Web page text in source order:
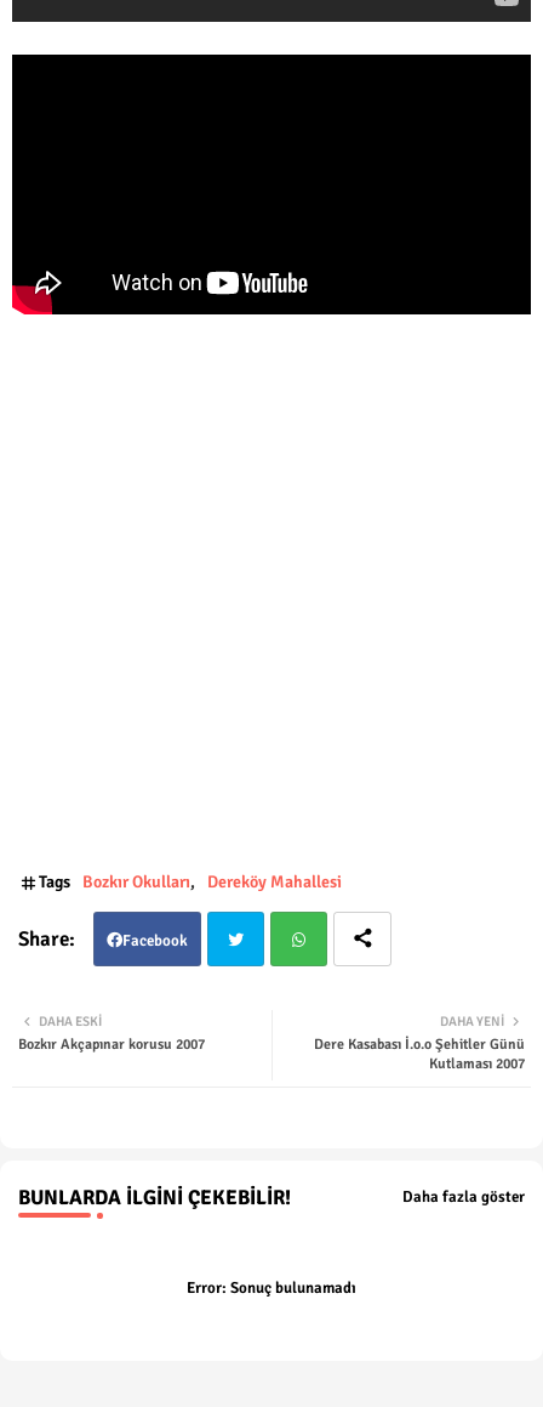
Tags Bozkır Okulları Dereköy Mahallesi
Facebook
DAHA YENI
Dere Kasabası İ.o.o Şehitler Günü
Kutlaması 2007
DAHA ESKI
Bozkır Akçapınar korusu 2007
BUNLARDA İLGINI ÇEKEBILIR! Daha fazla göster
Error: Sonuç bulunamadı